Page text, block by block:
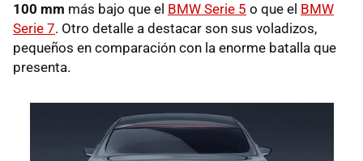
100 mm más bajo que el BMW Serie 5 o que el BMW
Serie 7. Otro detalle a destacar son sus voladizos,
pequeños en comparación con la enorme batalla que
presenta.